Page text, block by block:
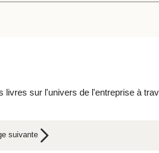
sur l'univers de l'entreprise à
suivante